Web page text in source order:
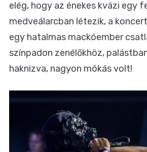
elég, hogy az énekes kvázi egy
medveálarcban létezik, a
egy hatalmas mackóember
színpadon zenélőkhöz,
haknizva, nagyon mókás volt!